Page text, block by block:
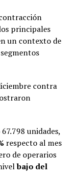
principales
un contexto de
contra
unidades,
respecto al mes
de operarios
bajo del